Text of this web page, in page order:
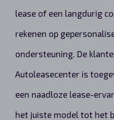
lease of een langdurig
rekenen op
ondersteuning. De
Autoleasecenter is
een naadloze lease-
het juiste model tot het